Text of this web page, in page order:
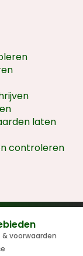
laten
controleren
voorwaarden